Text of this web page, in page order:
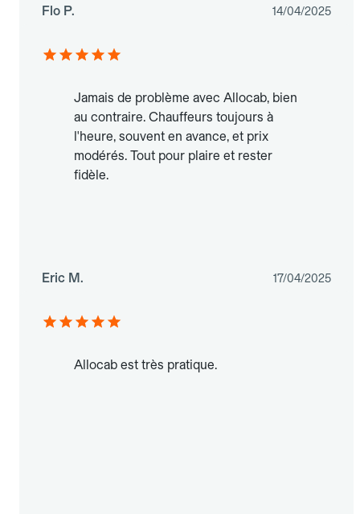
Flo P. 14/04/2025
Jamais de problème avec Allocab, bien
au contraire. Chauffeurs toujours à
l'heure, souvent en avance, et prix
modérés. Tout pour plaire et rester
fidèle.
Eric M. 17/04/2025
Allocab est très pratique.